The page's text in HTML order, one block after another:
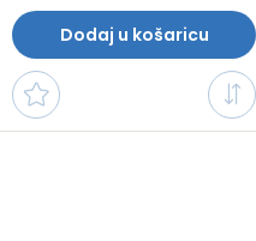
Dodaj u košaricu